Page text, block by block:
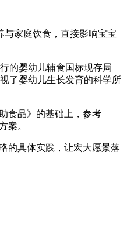
家庭饮食，直接影响宝宝
的婴幼儿辅食国标现存局
了婴幼儿生长发育的科学所
食品》的基础上，参考
案。
的具体实践，让宏大愿景落